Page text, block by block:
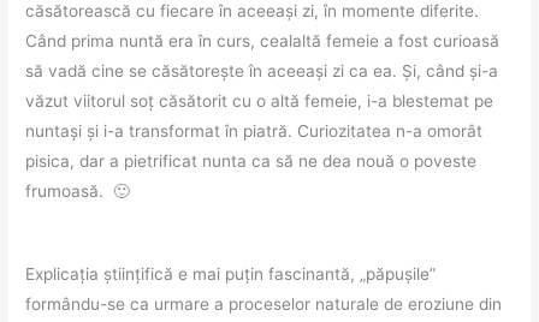
căsătorească cu fiecare în aceeași zi, în momente diferite.
Când prima nuntă era în curs, cealaltă femeie a fost curioasă
să vadă cine se căsătorește în aceeași zi ca ea. Și, când și-a
văzut viitorul soț căsătorit cu o altă femeie, i-a blestemat pe
nuntași și i-a transformat în piatră. Curiozitatea n-a omorât
pisica, dar a pietrificat nunta ca să ne dea nouă o poveste
frumoasă. 🙂
Explicația științifică e mai puțin fascinantă, „păpușile”
formându-se ca urmare a proceselor naturale de eroziune din